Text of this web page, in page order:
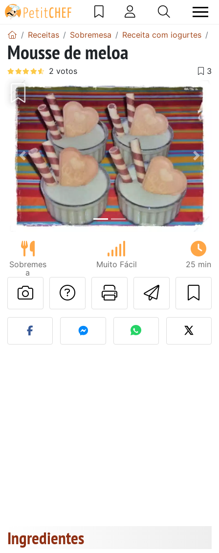
Receitas Sobremesa Receita com iogurtes
Mousse de meloa
Anterior Next
Sobremes
a
Muito Fácil 25 min
Imprima
Falar com o autor
Fez esta receita?
Ingredientes